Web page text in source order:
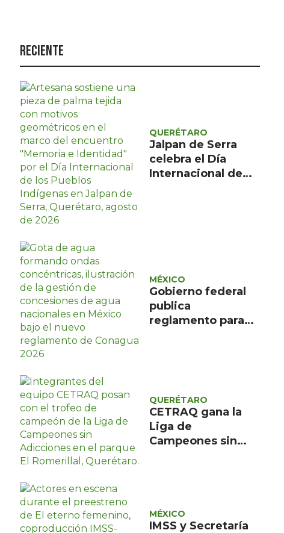
Política
Turismo
Estilo de vida
Opinión
Reciente
QUERÉTARO
Jalpan de Serra
celebra el Día
Internacional de
MÉXICO
Gobierno federal
publica
reglamento para
QUERÉTARO
CETRAQ gana la
Liga de
Campeones sin
MÉXICO
IMSS y Secretaría